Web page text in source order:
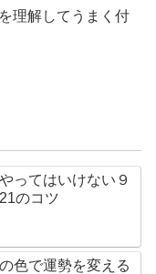
理解してうまく付
ってはいけない９
のコツ
色で運勢を変える